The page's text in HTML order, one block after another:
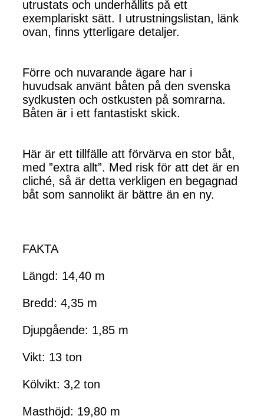
utrustats och underhållits på ett
exemplariskt sätt. I utrustningslistan, länk
ovan, finns ytterligare detaljer.
Förre och nuvarande ägare har i
huvudsak använt båten på den svenska
sydkusten och ostkusten på somrarna.
Båten är i ett fantastiskt skick.
Här är ett tillfälle att förvärva en stor båt,
med ”extra allt”. Med risk för att det är en
cliché, så är detta verkligen en begagnad
båt som sannolikt är bättre än en ny.
FAKTA
Längd: 14,40 m
Bredd: 4,35 m
Djupgående: 1,85 m
Vikt: 13 ton
Kölvikt: 3,2 ton
Masthöjd: 19,80 m